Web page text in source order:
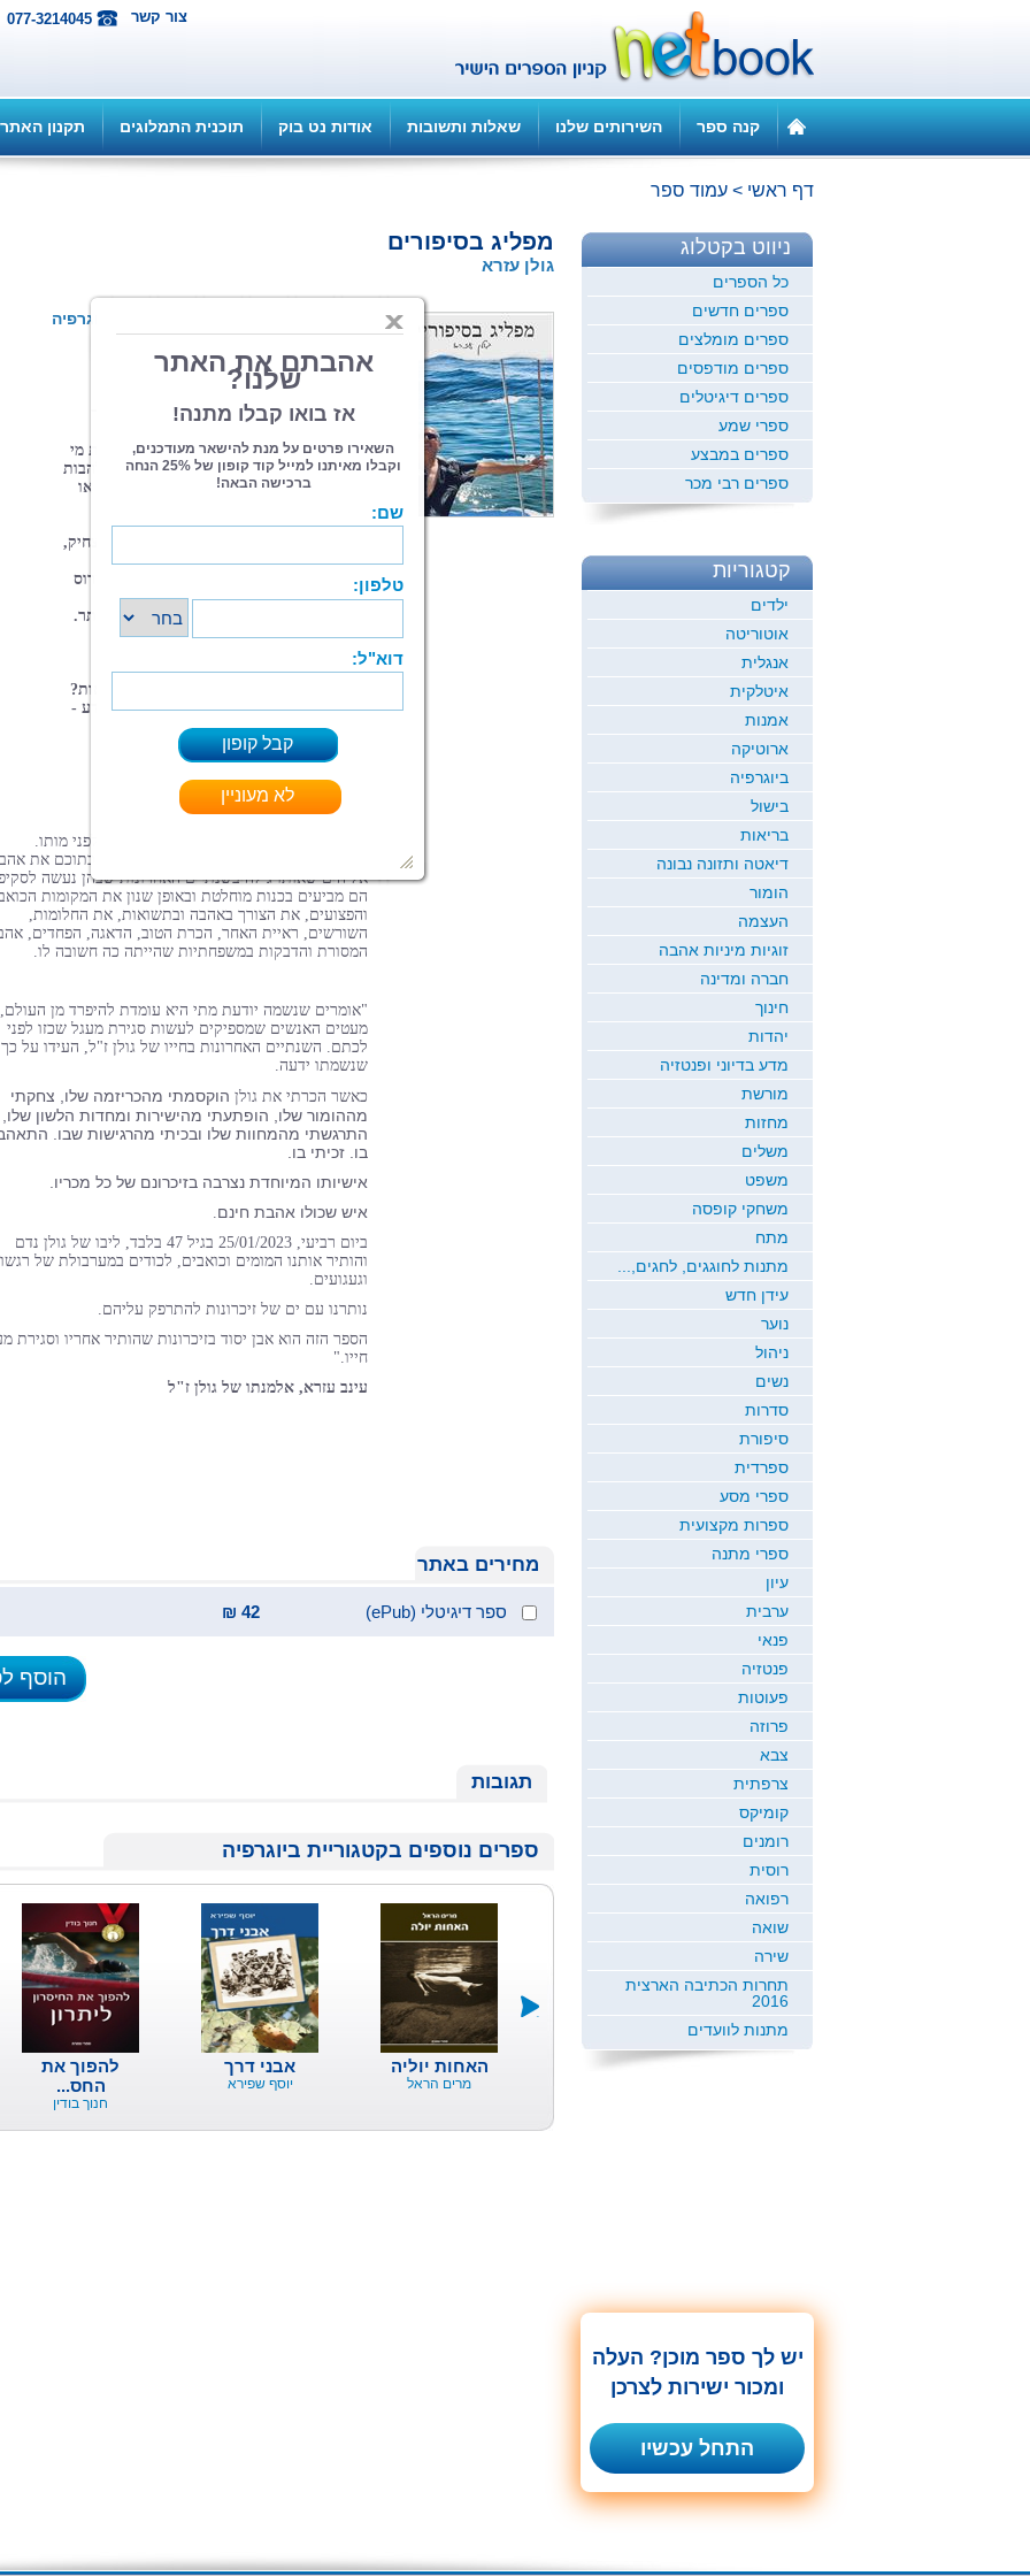
077-3214045 צור קשר
קנה ספר השירותים שלנו שאלות ותשובות אודות נט בוק תוכנית התמלוגים תקנון האתר
דף ראשי > עמוד ספר
מפליג בסיפורים
גולן עזרא
| תחום: ביוגרפיה
עוד לפני שידעתי לקרוא,
כל סיפור, על כל נושא, כל דבר שעניין את מי
שרק היה מוכן לשמוע. יכולתי לתאר בהתלהבות
אמיתית שעברתי,
או
שאימצתי לעצמי.
מצחיק,
רק לא משעמם!
והכי
להרוס
סיפור טוב.
לכתוב
יותר.
רוצה שיקראו את מה שאני כותב.
שאלת השאלות!
מהתשואות?
אין לי תשובה חד משמעית, מה שכן אני
יודע -
שלכתוב אני אוהב. אז
תודה על כל קורא וקוראת.
29.07.2022
מילים אלה כתב גולן עזרא כשישה חודשים לפני מותו.
הסיפורים שכתב מספרים את חייו ומשלבים בתוכם את
אל הים שאותו גילה בשנתיים האחרונות שבהן נעשה
הם מביעים בכנות מוחלטת ובאופן שנון את המקומות
והפצועים, את הצורך באהבה ובתשואות, את החלומות,
השורשים, ראיית האחר, הכרת הטוב, הדאגה, הפחדים,
המסורת והדבקות במשפחתיות שהייתה כה חשובה לו.
"אומרים שנשמה יודעת מתי היא עומדת להיפרד מן
מעטים האנשים שמספיקים לעשות סגירת מעגל שכזו לפני
לכתם. השנתיים האחרונות בחייו של גולן ז"ל, העידו על כך
שנשמתו ידעה.
כאשר הכרתי את גולן הוקסמתי מהכריזמה שלו, צחקתי
מההומור שלו, הופתעתי מהישירות ומחדות הלשון שלו,
התרגשתי מהמחוות שלו ובכיתי מהרגישות שבו.
בו. זכיתי בו.
אישיותו המיוחדת נצרבה בזיכרונם של כל מכריו.
איש שכולו אהבת חינם
ביום רביעי, 25/01/2023 בגיל 47 בלבד, ליבו של גולן נדם
והותיר אותנו המומים וכואבים, לכודים במערבולת של
וגעגועים.
נותרנו עם ים של זיכרונות להתרפק עליהם.
הספר הזה הוא אבן יסוד בזיכרונות שהותיר אחריו וסגירת
חייו."
עינב עזרא, אלמנתו של גולן ז"ל
מחירים באתר
ספר דיגיטלי (ePub) 42 ₪
הוסף
תגובות
ספרים נוספים בקטגוריית ביוגרפיה
להפוך את
החס...
חנוך בודין
אבני דרך
יוסף שפירא
האחות יוליה
מרים הראל
זכרונות נווה...
ניווט בקטלוג
כל הספרים
ספרים חדשים
ספרים מומלצים
ספרים מודפסים
ספרים דיגיטלים
ספרי שמע
ספרים במבצע
ספרים רבי מכר
קטגוריות
ילדים
אוטוריטה
אנגלית
איטלקית
אמנות
ארוטיקה
ביוגרפיה
בישול
בריאות
דיאטה ותזונה נבונה
הומור
העצמה
זוגיות מיניות אהבה
חברה ומדינה
חינוך
יהדות
מדע בדיוני ופנטזיה
מורשת
מחזות
משלים
משפט
משחקי קופסה
מתח
מתנות לחוגגים, לחגים,...
עידן חדש
נוער
ניהול
נשים
סדרות
סיפורת
ספרדית
ספרי מסע
ספרות מקצועית
ספרי מתנה
עיון
ערבית
פנאי
פנטזיה
פעוטות
פרוזה
צבא
צרפתית
קומיקס
רומנים
רוסית
רפואה
שואה
שירה
תחרות הכתיבה הארצית
2016
מתנות לוועדים
יש לך ספר מוכן? העלה
ומכור ישירות לצרכן
התחל עכשיו